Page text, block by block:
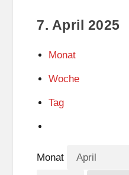
7. April 2025
Monat
Woche
Tag
Monat